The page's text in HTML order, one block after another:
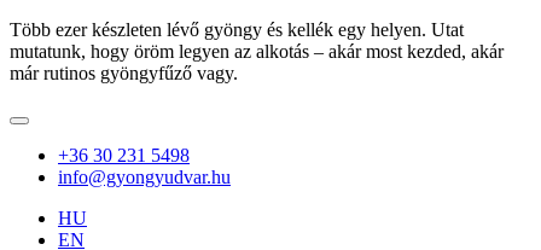
Több ezer készleten lévő gyöngy és kellék egy helyen. Utat
mutatunk, hogy öröm legyen az alkotás – akár most kezded, akár
már rutinos gyöngyfűző vagy.
+36 30 231 5498
info@gyongyudvar.hu
HU
EN